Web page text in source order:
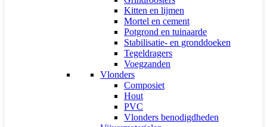
Kitten en lijmen
Mortel en cement
Potgrond en tuinaarde
Stabilisatie- en gronddoeken
Tegeldragers
Voegzanden
Vlonders
Composiet
Hout
PVC
Vlonders benodigdheden